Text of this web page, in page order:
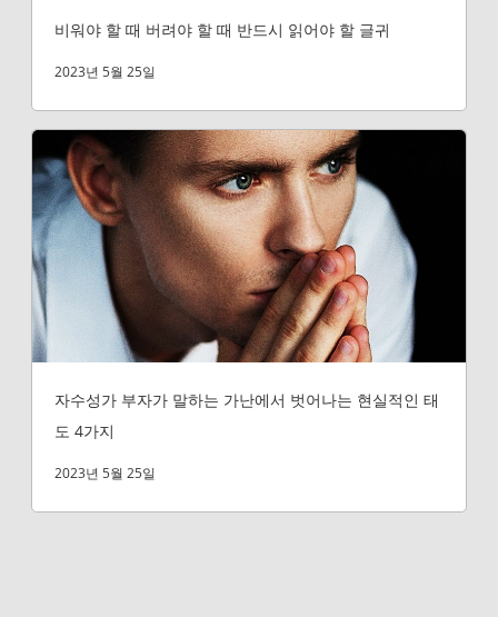
비워야 할 때 버려야 할 때 반드시 읽어야 할 글귀
2023년 5월 25일
자수성가 부자가 말하는 가난에서 벗어나는 현실적인 태
도 4가지
2023년 5월 25일